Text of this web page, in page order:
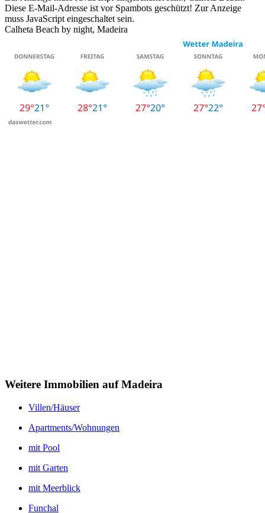
Diese E-Mail-Adresse ist vor Spambots geschützt! Zur Anzeige
muss JavaScript eingeschaltet sein.
Calheta Beach by night, Madeira
Weitere Immobilien auf Madeira
Villen/Häuser
Apartments/Wohnungen
mit Pool
mit Garten
mit Meerblick
Funchal